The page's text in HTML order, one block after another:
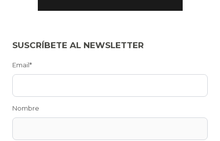
SUSCRÍBETE AL NEWSLETTER
Email*
Nombre